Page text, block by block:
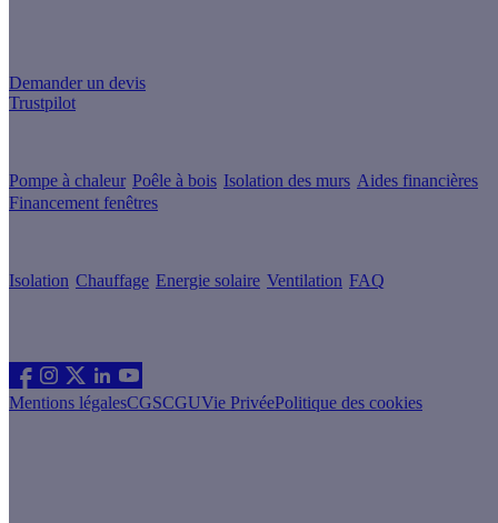
Demander un devis
Trustpilot
Pompe à chaleur Poêle à bois Isolation des murs Aides financières
Financement fenêtres
Isolation Chauffage Energie solaire Ventilation FAQ
Mentions légalesCGSCGUVie PrivéePolitique des cookies